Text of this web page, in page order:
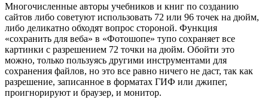
Многочисленные авторы учебников и книг по созданию
сайтов либо советуют использовать 72 или 96 точек на дюйм,
либо деликатно обходят вопрос стороной. Функция
«сохранить для веба» в «Фотошопе» тупо сохраняет все
картинки с разрешением 72 точки на дюйм. Обойти это
можно, только пользуясь другими инструментами для
сохранения файлов, но это все равно ничего не даст, так как
разрешение, записанное в форматах ГИФ или джипег,
проигнорируют и браузер, и монитор.